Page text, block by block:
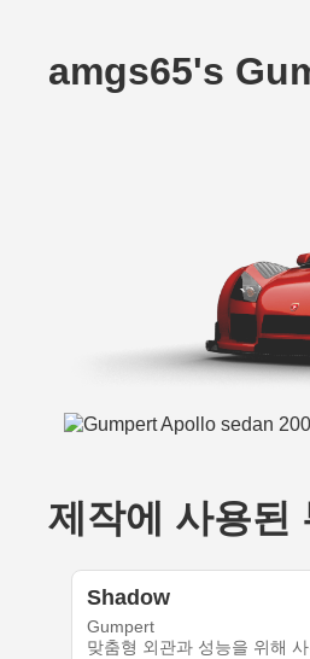
amgs65's
제작에 사용
Shadow
Gumpert
맞춤형 외관과 성능을 위해